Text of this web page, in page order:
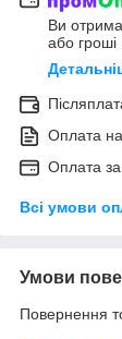
Ви
або гроші
Оплата
Оплата за
Всі умови
Умови
Повернення